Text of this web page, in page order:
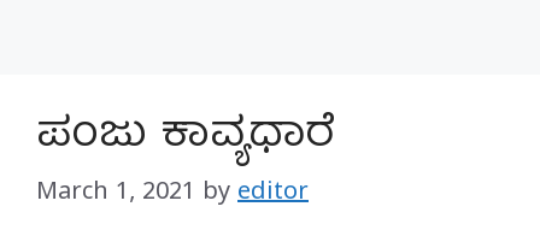
ಪಂಜು ಕಾವ್ಯಧಾರೆ
March 1, 2021 by editor